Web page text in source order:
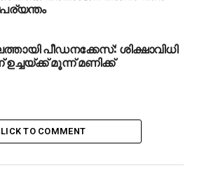
തടയണമെന്ന് ഫ്രാന്‍സിസ്
9 വയസുകാരി
സംഭവം: പ്രതി
കുട്ടിയെ കാണുമോ എന്ന
പീഡനക്കേസ്: ശിക്ഷാവിധി
ഉച്ചയ്ക്ക് മൂന്ന് മണിക്ക്
TO COMMENT